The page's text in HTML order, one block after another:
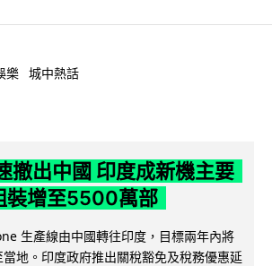
樂 城中熱話
撤出中國 印度成新機主要
裝增至5500萬部
生產線由中國轉往印度，目標兩年內將
地。印度政府推出關稅豁免及稅務優惠延